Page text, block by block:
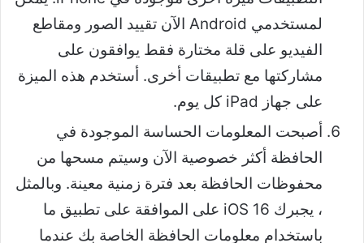
لمستخدمي Android الآن تقييد الصور ومقاطع
الفيديو على قلة مختارة فقط يوافقون على
مشاركتها مع تطبيقات أخرى. أستخدم هذه الميزة
على جهاز iPad كل يوم.
أصبحت المعلومات الحساسة الموجودة في
الحافظة أكثر خصوصية الآن وسيتم مسحها من
محفوظات الحافظة بعد فترة زمنية معينة. وبالمثل
، يجبرك iOS 16 على الموافقة على تطبيق ما
باستخدام معلومات الحافظة الخاصة بك عندما